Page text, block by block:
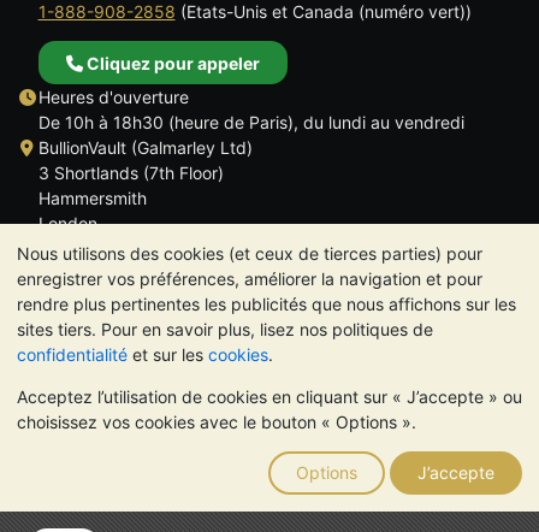
Nous utilisons des cookies (et ceux de tierces parties) pour
enregistrer vos préférences, améliorer la navigation et pour
rendre plus pertinentes les publicités que nous affichons sur les
sites tiers. Pour en savoir plus, lisez nos politiques de
confidentialité et sur les cookies.
Acceptez l’utilisation de cookies en cliquant sur « J’accepte » ou
choisissez vos cookies avec le bouton « Options ».
Options J’accepte
1-888-908-2858 (Etats-Unis et Canada (numéro vert))
Cliquez pour appeler
Heures d'ouverture
De 10h à 18h30 (heure de Paris), du lundi au vendredi
BullionVault (Galmarley Ltd)
3 Shortlands (7th Floor)
Hammersmith
London
W6 8DA
ROYAUME UNI
TrustScore 4.6 | 534 avis
VEUILLEZ NOTER: La valeur des métaux précieux peut aussi
bien baisser qu'augmenter. Les tendances historiques ne
garantissent pas l'évolution future des cours. Rien sur les sites
Internet de BullionVault ou dans ses communications ne
constitue un conseil en investissement. Demander l'avis d'un